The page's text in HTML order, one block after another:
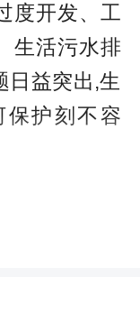
度开发、工
生活污水排
日益突出,生
保护刻不容
大常委会